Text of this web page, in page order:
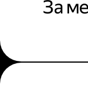
За